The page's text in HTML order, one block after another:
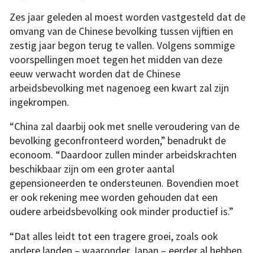
Zes jaar geleden al moest worden vastgesteld dat de
omvang van de Chinese bevolking tussen vijftien en
zestig jaar begon terug te vallen. Volgens sommige
voorspellingen moet tegen het midden van deze
eeuw verwacht worden dat de Chinese
arbeidsbevolking met nagenoeg een kwart zal zijn
ingekrompen.
“China zal daarbij ook met snelle veroudering van de
bevolking geconfronteerd worden,” benadrukt de
econoom. “Daardoor zullen minder arbeidskrachten
beschikbaar zijn om een groter aantal
gepensioneerden te ondersteunen. Bovendien moet
er ook rekening mee worden gehouden dat een
oudere arbeidsbevolking ook minder productief is.”
“Dat alles leidt tot een tragere groei, zoals ook